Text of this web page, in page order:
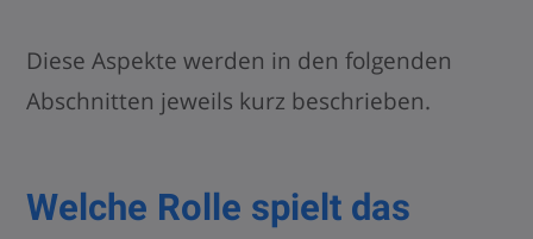
Diese Aspekte werden in den folgenden
Abschnitten jeweils kurz beschrieben.
Welche Rolle spielt das